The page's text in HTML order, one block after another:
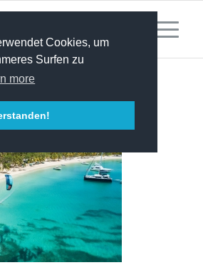
Cookies, um
Surfen zu
more